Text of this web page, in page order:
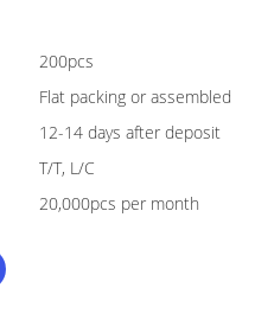
200pcs
Flat packing or assembled
12-14 days after deposit
T/T, L/C
20,000pcs per month